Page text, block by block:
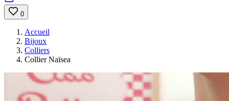
0
Accueil
Bijoux
Colliers
Collier Naïsea